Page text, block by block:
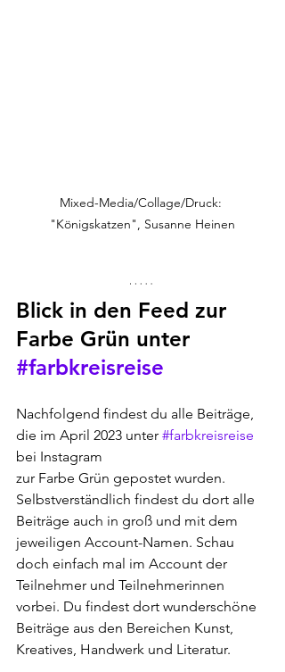
Mixed-Media/Collage/Druck:
"Königskatzen", Susanne Heinen
Blick in den Feed zur
Farbe Grün unter
#farbkreisreise
Nachfolgend findest du alle Beiträge,
die im April 2023 unter #farbkreisreise
bei Instagram
zur Farbe Grün gepostet wurden.
Selbstverständlich findest du dort alle
Beiträge auch in groß und mit dem
jeweiligen Account-Namen. Schau
doch einfach mal im Account der
Teilnehmer und Teilnehmerinnen
vorbei. Du findest dort wunderschöne
Beiträge aus den Bereichen Kunst,
Kreatives, Handwerk und Literatur.